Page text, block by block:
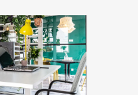
enTwitter